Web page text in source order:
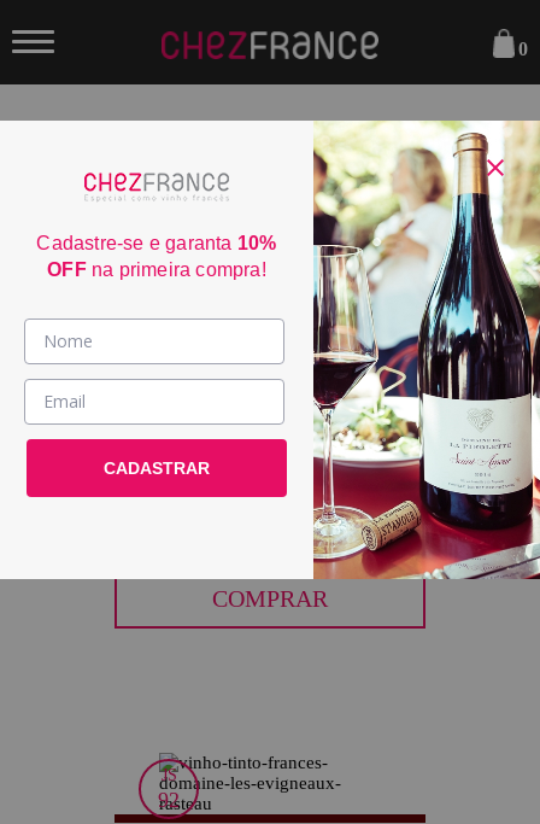
Vinhos >
País / Região >
Le Club >
0
ORDENAR POR:
Domaine de Panéry La Garuste
Rosé 2023
R$ 279,00
COMPRAR
JS
92
Cadastre-se e garanta 10%
OFFna primeira compra!
CADASTRAR